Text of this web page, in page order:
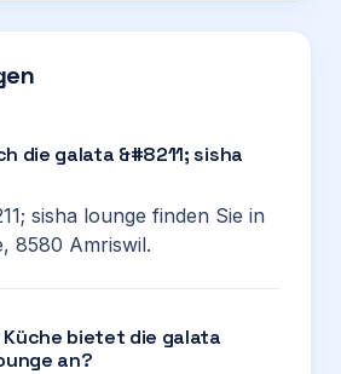
die galata &#8211; sisha
sisha lounge finden Sie in
8580 Amriswil.
Küche bietet die galata
an?